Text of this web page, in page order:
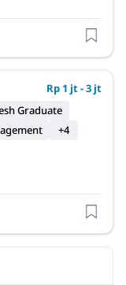
Rp 1 jt - 3 jt
Graduate
+4